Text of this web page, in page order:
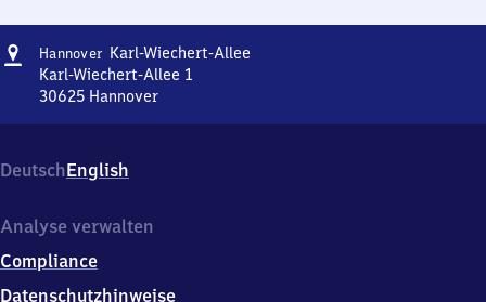
Adresse
Hannover Karl-Wiechert-Allee
Karl-Wiechert-Allee 1
30625 Hannover
Wiechert-
Allee,
Wiechert-
1,
3
DeutschEnglish
Analyse verwalten
Compliance
Datenschutzhinweise